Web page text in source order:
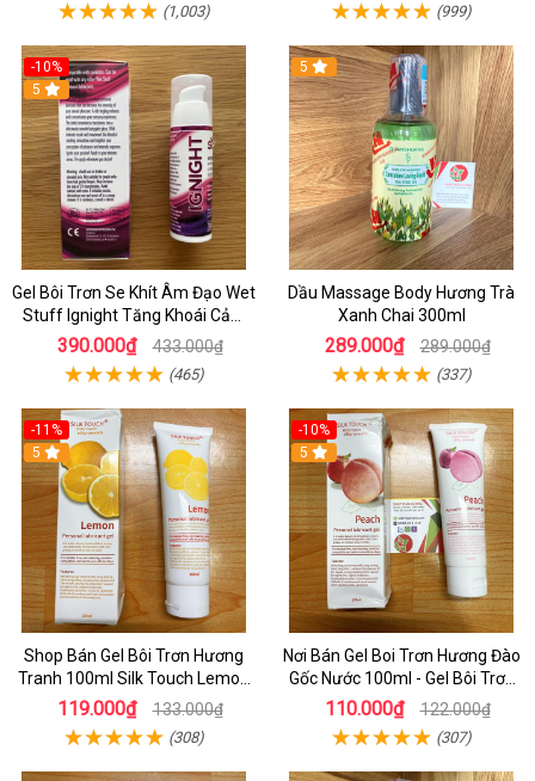
(1,003) (999)
-10%
5
Gel Bôi Trơn Se Khít Âm Đạo Wet
Stuff Ignight Tăng Khoái Cảm
Cho Nữ Chai 30ml
390.000₫ 433.000₫
(465)
5
Dầu Massage Body Hương Trà
Xanh Chai 300ml
289.000₫ 289.000₫
(337)
-11%
5
Shop Bán Gel Bôi Trơn Hương
Tranh 100ml Silk Touch Lemon
Gốc Nước Hương thơm Tự Nhiên
119.000₫ 133.000₫
(308)
-10%
5
Nơi Bán Gel Boi Trơn Hương Đào
Gốc Nước 100ml - Gel Bôi Trơn
Hương Trái Cây
110.000₫ 122.000₫
(307)